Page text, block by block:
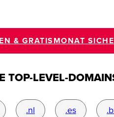
& GRATISMONAT
TOP-LEVEL-
.nl .es